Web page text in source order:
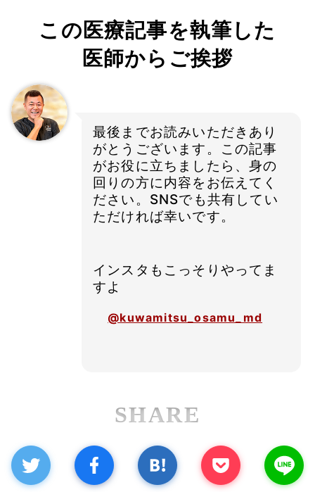
この医療記事を執筆した
医師からご挨拶
最後までお読みいただきあり
がとうございます。この記事
がお役に立ちましたら、身の
回りの方に内容をお伝えてく
ださい。SNSでも共有してい
ただければ幸いです。
インスタもこっそりやってま
すよ
@kuwamitsu_osamu_md
SHARE